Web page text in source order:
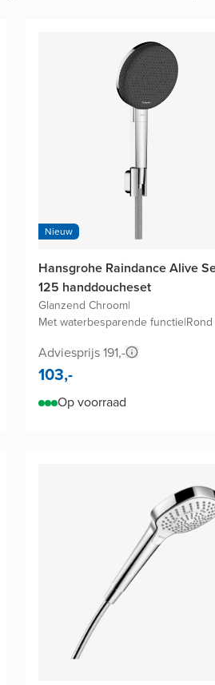
Nieuw
Hansgrohe Raindance Alive
125 handdoucheset
Glanzend Chroom|
Met waterbesparende functie|Rond
Adviesprijs 191,-
103,-
Op voorraad